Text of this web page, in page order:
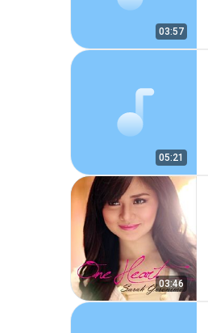
03:57
05:21
03:46